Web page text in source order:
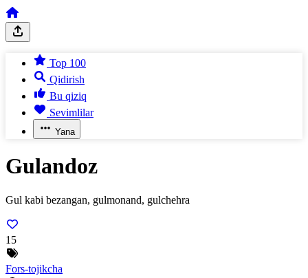
Top 100
Qidirish
Bu qiziq
Sevimlilar
Yana
Gulandoz
Gul kabi bezangan, gulmonand, gulchehra
15
Fors-tojikcha